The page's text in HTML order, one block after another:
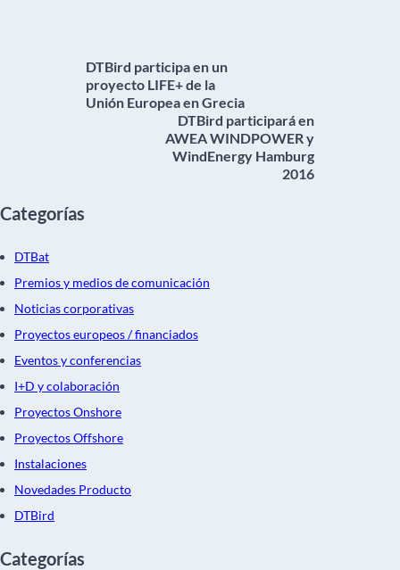
DTBird participa en un
proyecto LIFE+ de la
Unión Europea en Grecia
DTBird participará en
AWEA WINDPOWER y
WindEnergy Hamburg
2016
Categorías
DTBat
Premios y medios de comunicación
Noticias corporativas
Proyectos europeos / financiados
Eventos y conferencias
I+D y colaboración
Proyectos Onshore
Proyectos Offshore
Instalaciones
Novedades Producto
DTBird
Categorías